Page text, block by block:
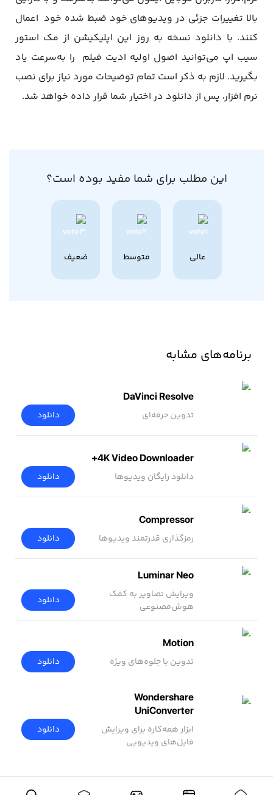
بالا تغییرات جزئی در ویدیوهای خود ضبط شده خود اعمال
کنند. با دانلود نسخه به روز این اپلیکیشن از مک استور
سیب اپ می‌توانید اصول اولیه ادیت فیلم را به‌سرعت یاد
بگیرید. لازم به ذکر است تمام توضیحات مورد نیاز برای نصب
نرم افزار، پس از دانلود در اختیار شما قرار داده خواهد شد.
این مطلب برای شما مفید بوده است؟
عالی متوسط ضعیف
برنامه‌های مشابه
DaVinci Resolve
تدوین حرفه‌ای دانلود
4K Video Downloader+
دانلود رایگان ویدیوها دانلود
Compressor
رمزگذاری قدرتمند ویدیوها دانلود
Luminar Neo
ویرایش تصاویر به کمک
هوش‌مصنوعی
دانلود
Motion
تدوین با جلوه‌های ویژه دانلود
Wondershare
UniConverter
ابزار همه‌کاره برای ویرایش
فایل‌های ویدیویی
دانلود